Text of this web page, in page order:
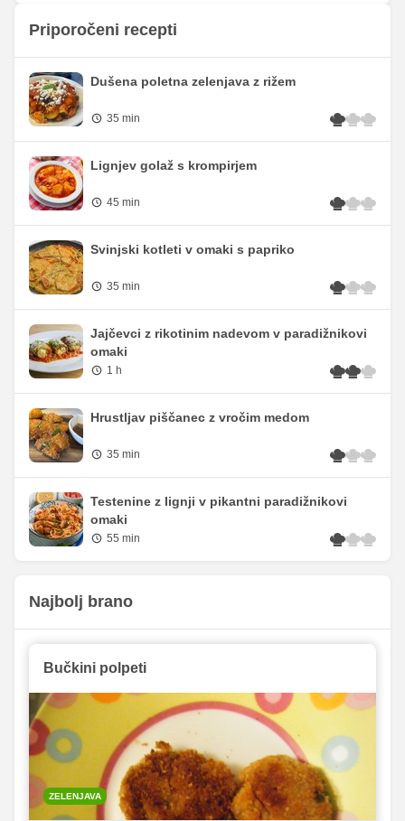
Priporočeni recepti
Dušena poletna zelenjava z rižem
35 min
Lignjev golaž s krompirjem
45 min
Svinjski kotleti v omaki s papriko
35 min
Jajčevci z rikotinim nadevom v paradižnikovi
omaki
1 h
Hrustljav piščanec z vročim medom
35 min
Testenine z lignji v pikantni paradižnikovi
omaki
55 min
Najbolj brano
Bučkini polpeti
ZELENJAVA